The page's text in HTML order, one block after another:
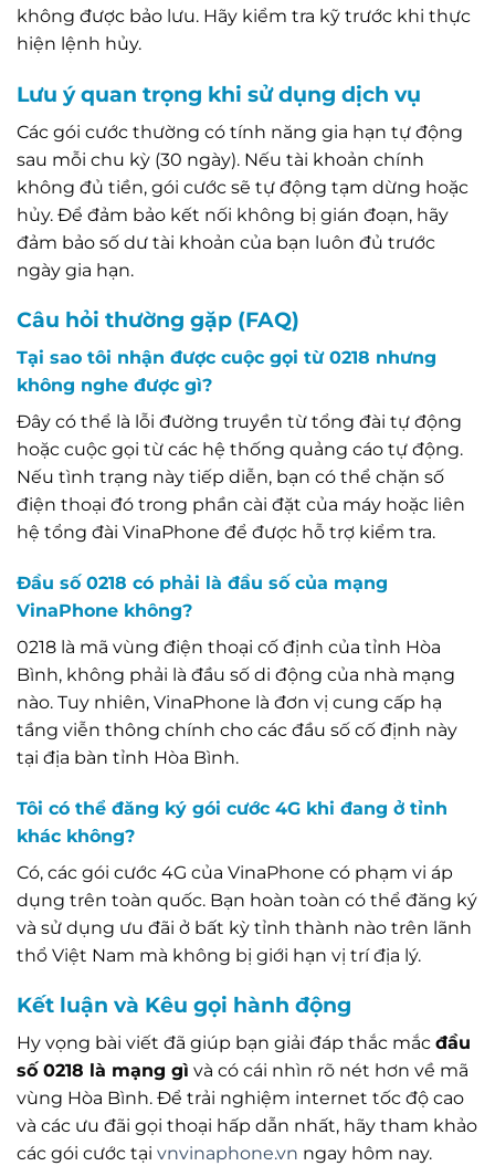
không được bảo lưu. Hãy kiểm tra kỹ trước khi thực
hiện lệnh hủy.
Lưu ý quan trọng khi sử dụng dịch vụ
Các gói cước thường có tính năng gia hạn tự động
sau mỗi chu kỳ (30 ngày). Nếu tài khoản chính
không đủ tiền, gói cước sẽ tự động tạm dừng hoặc
hủy. Để đảm bảo kết nối không bị gián đoạn, hãy
đảm bảo số dư tài khoản của bạn luôn đủ trước
ngày gia hạn.
Câu hỏi thường gặp (FAQ)
Tại sao tôi nhận được cuộc gọi từ 0218 nhưng
không nghe được gì?
Đây có thể là lỗi đường truyền từ tổng đài tự động
hoặc cuộc gọi từ các hệ thống quảng cáo tự động.
Nếu tình trạng này tiếp diễn, bạn có thể chặn số
điện thoại đó trong phần cài đặt của máy hoặc liên
hệ tổng đài VinaPhone để được hỗ trợ kiểm tra.
Đầu số 0218 có phải là đầu số của mạng
VinaPhone không?
0218 là mã vùng điện thoại cố định của tỉnh Hòa
Bình, không phải là đầu số di động của nhà mạng
nào. Tuy nhiên, VinaPhone là đơn vị cung cấp hạ
tầng viễn thông chính cho các đầu số cố định này
tại địa bàn tỉnh Hòa Bình.
Tôi có thể đăng ký gói cước 4G khi đang ở tỉnh
khác không?
Có, các gói cước 4G của VinaPhone có phạm vi áp
dụng trên toàn quốc. Bạn hoàn toàn có thể đăng ký
và sử dụng ưu đãi ở bất kỳ tỉnh thành nào trên lãnh
thổ Việt Nam mà không bị giới hạn vị trí địa lý.
Kết luận và Kêu gọi hành động
Hy vọng bài viết đã giúp bạn giải đáp thắc mắc đầu
số 0218 là mạng gì và có cái nhìn rõ nét hơn về mã
vùng Hòa Bình. Để trải nghiệm internet tốc độ cao
và các ưu đãi gọi thoại hấp dẫn nhất, hãy tham khảo
các gói cước tại vnvinaphone.vn ngay hôm nay.